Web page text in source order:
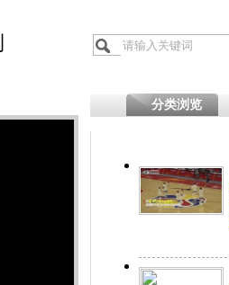
分类浏览